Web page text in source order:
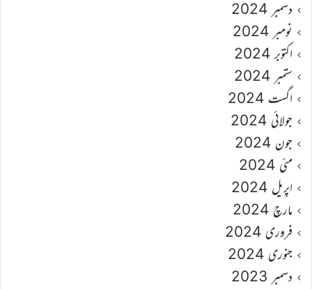
دسمبر 2024
نومبر 2024
اکتوبر 2024
ستمبر 2024
اگست 2024
جولائی 2024
جون 2024
مئی 2024
اپریل 2024
مارچ 2024
فروری 2024
جنوری 2024
دسمبر 2023